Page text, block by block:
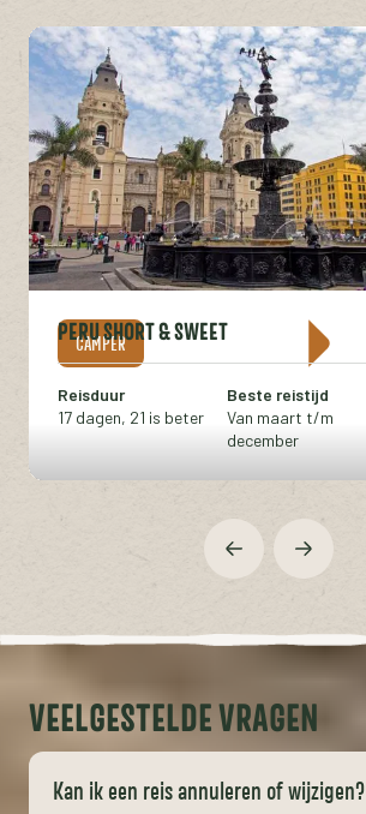
CAMPER
PERU SHORT & SWEET
Reisduur
17 dagen, 21 is beter
Beste reistijd
Van maart t/m
december
VEELGESTELDE VRAGEN
Kan ik een reis annuleren of wijzigen?